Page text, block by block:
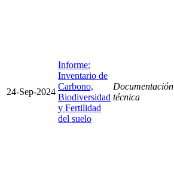
24-Sep-2024
Informe:
Inventario de
Carbono,
Biodiversidad
y Fertilidad
del suelo
Documentación
técnica